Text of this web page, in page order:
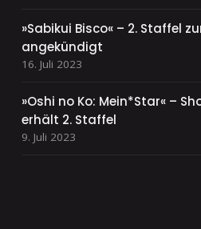
»Sabikui Bisco« – 2. Staffel
angekündigt
16. Juli 2023
»Oshi no Ko: Mein*Star« –
erhält 2. Staffel
9. Juli 2023